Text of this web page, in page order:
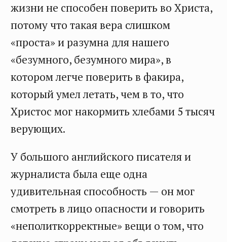
жизни не способен поверить во Христа,
потому что такая вера слишком
«проста» и разумна для нашего
«безумного, безумного мира», в
котором легче поверить в факира,
который умел летать, чем в то, что
Христос мог накормить хлебами 5 тысяч
верующих.
У большого английского писателя и
журналиста была еще одна
удивительная способность — он мог
смотреть в лицо опасности и говорить
«неполиткорректные» вещи о том, что